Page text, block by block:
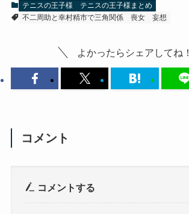
テニスの王子様
テニスの王子様まとめ
不二周助と幸村精市で三角関係
喪女 妄想
よかったらシェアしてね！
コメント
コメントする